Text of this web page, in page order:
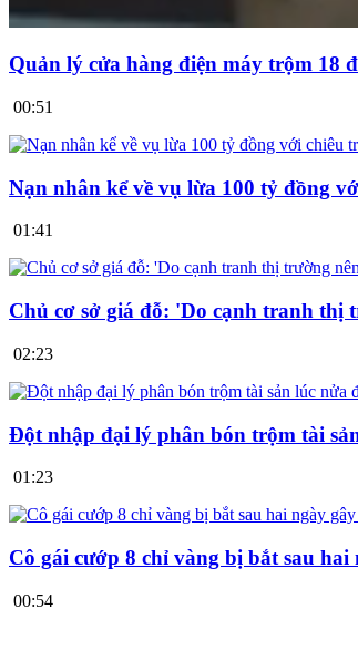
Quản lý cửa hàng điện máy trộm 18
00:51
Nạn nhân kể về vụ lừa 100 tỷ đồng
01:41
Chủ cơ sở giá đỗ: 'Do cạnh tranh thị
02:23
Đột nhập đại lý phân bón trộm tài
01:23
Cô gái cướp 8 chỉ vàng bị bắt sau hai
00:54